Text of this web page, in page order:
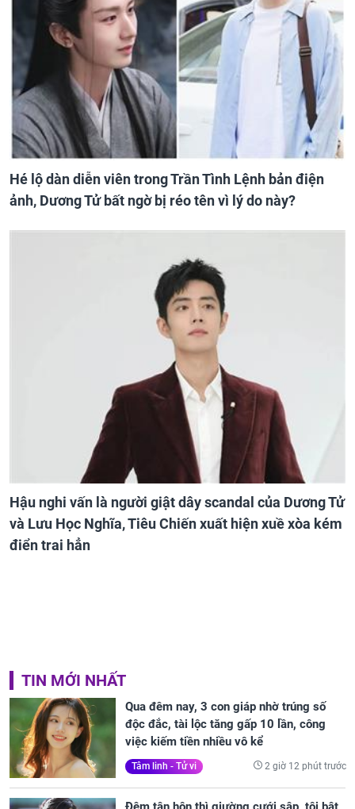
Hé lộ dàn diễn viên trong Trần Tình Lệnh bản điện
ảnh, Dương Tử bất ngờ bị réo tên vì lý do này?
Hậu nghi vấn là người giật dây scandal của Dương Tử
và Lưu Học Nghĩa, Tiêu Chiến xuất hiện xuề xòa kém
điển trai hẳn
TIN MỚI NHẤT
Qua đêm nay, 3 con giáp nhờ trúng số
độc đắc, tài lộc tăng gấp 10 lần, công
việc kiếm tiền nhiều vô kể
Tâm linh - Tử vi 2 giờ 12 phút trước